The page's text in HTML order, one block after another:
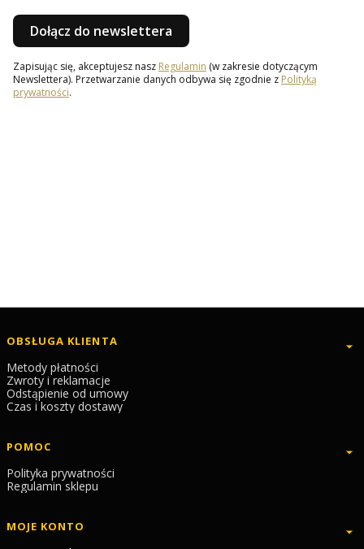
Dołącz do newslettera
Zapisując się, akceptujesz nasz Regulamin (w zakresie dotyczącym
Newslettera). Przetwarzanie danych odbywa się zgodnie z Polityką
prywatności.
Linki w stopce
OBSŁUGA KLIENTA
Metody płatności
Zwroty i reklamacje
Odstąpienie od umowy
Czas i koszty dostawy
POMOC
Polityka prywatności
Regulamin sklepu
MOJE KONTO